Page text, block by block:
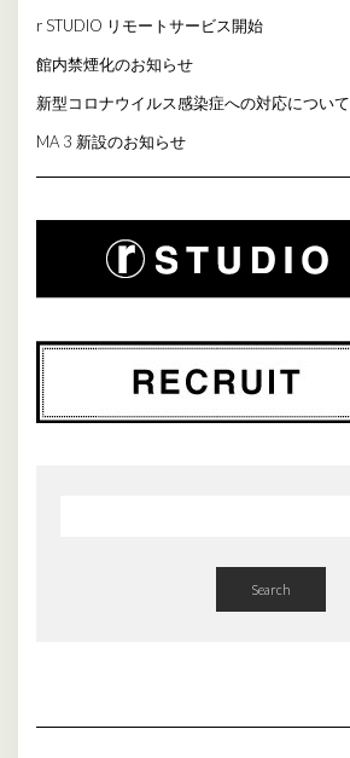
r STUDIO リモートサービス開始
館内禁煙化のお知らせ
新型コロナウイルス感染症への対応について
MA 3 新設のお知らせ
Search